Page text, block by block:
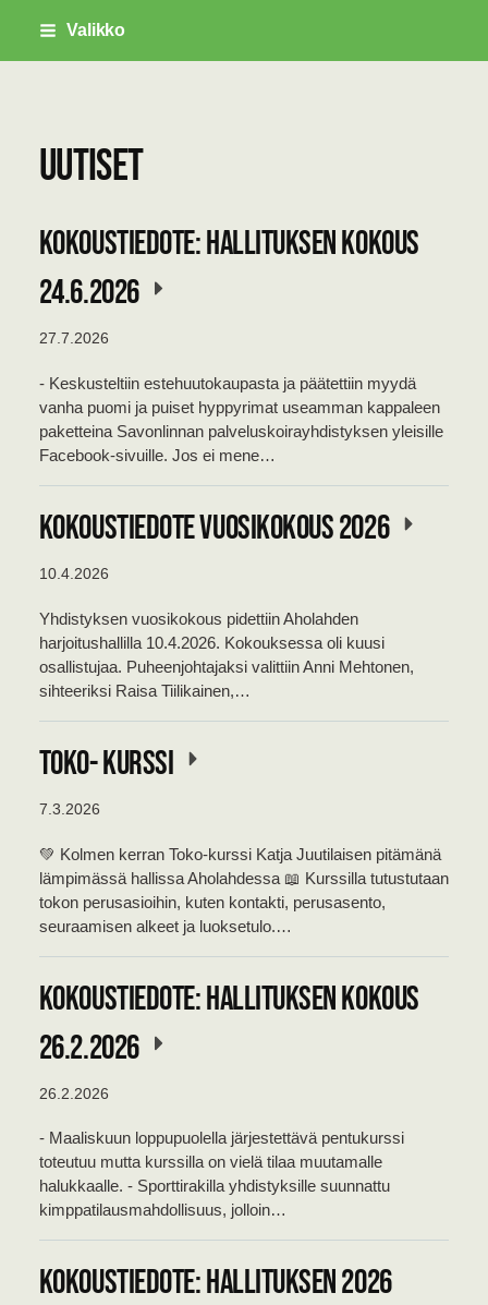
Siirry
Valikko
Uutiset
Kokoustiedote: Hallituksen kokous
24.6.2026
27.7.2026
- Keskusteltiin estehuutokaupasta ja päätettiin myydä
vanha puomi ja puiset hyppyrimat useamman kappaleen
paketteina Savonlinnan palveluskoirayhdistyksen yleisille
Facebook-sivuille. Jos ei mene…
KOKOUSTIEDOTE VUOSIKOKOUS 2026
10.4.2026
Yhdistyksen vuosikokous pidettiin Aholahden
harjoitushallilla 10.4.2026. Kokouksessa oli kuusi
osallistujaa. Puheenjohtajaksi valittiin Anni Mehtonen,
sihteeriksi Raisa Tiilikainen,…
TOKO- kurssi
7.3.2026
💚 Kolmen kerran Toko-kurssi Katja Juutilaisen pitämänä
lämpimässä hallissa Aholahdessa 📖 Kurssilla tutustutaan
tokon perusasioihin, kuten kontakti, perusasento,
seuraamisen alkeet ja luoksetulo.…
Kokoustiedote: Hallituksen kokous
26.2.2026
26.2.2026
- Maaliskuun loppupuolella järjestettävä pentukurssi
toteutuu mutta kurssilla on vielä tilaa muutamalle
halukkaalle. - Sporttirakilla yhdistyksille suunnattu
kimppatilausmahdollisuus, jolloin…
KOKOUSTIEDOTE: HALLITUKSEN 2026